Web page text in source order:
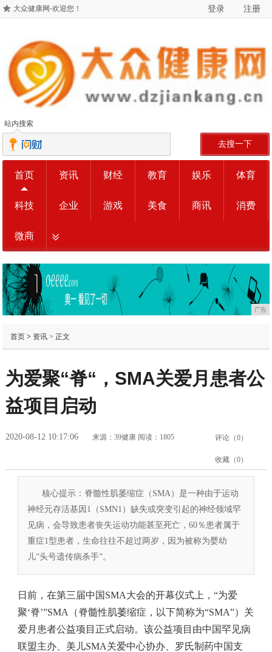
大众健康网-欢迎您！ 登录 注册
站内搜索
去搜一下
首页 资讯 财经 教育 娱乐 体育
科技 企业 游戏 美食 商讯 消费
微商
广告
首页> 资讯> 正文
为爱聚“脊“，SMA关爱月患者公
益项目启动
2020-08-12 10:17:06 来源：39健康 阅读：1805 评论（0）
收藏（0）
核心提示：脊髓性肌萎缩症（SMA）是一种由于运动
神经元存活基因1（SMN1）缺失或突变引起的神经领域罕
见病，会导致患者丧失运动功能甚至死亡，60％患者属于
重症1型患者，生命往往不超过两岁，因为被称为婴幼
儿“头号遗传病杀手”。
日前，在第三届中国SMA大会的开幕仪式上，“为爱
聚‘脊’”SMA（脊髓性肌萎缩症，以下简称为“SMA”）关
爱月患者公益项目正式启动。该公益项目由中国罕见病
联盟主办、美儿SMA关爱中心协办、罗氏制药中国支